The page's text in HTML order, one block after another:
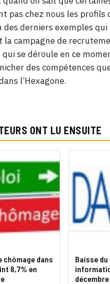
pas chez nous les profils
des derniers exemples
la campagne de
qui se déroule en ce
des compétences
l’Hexagone.
ONT LU ENSUITE
chômage dans
8,7% en
Baisse
décembre